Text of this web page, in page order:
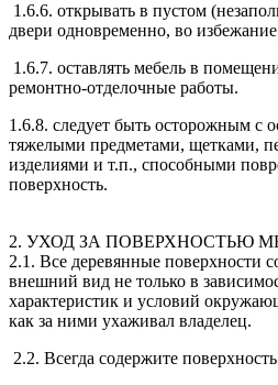
1.6.6. открывать в пустом
двери одновременно, во
1.6.7. оставлять мебель в
ремонтно-отделочные работы.
1.6.8. следует быть осторожным с
тяжелыми предметами, щетками,
изделиями и т.п., способными
поверхность.
2. УХОД ЗА ПОВЕРХНОСТЬЮ
2.1. Все деревянные поверхности
внешний вид не только в
характеристик и условий
как за ними ухаживал владелец.
2.2. Всегда содержите